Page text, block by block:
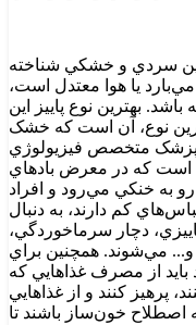
سردي و خشکي شناخته
يا هوا معتدل است،
بهترين نوع پاييز اين
نوع، آن است که خشک
پزشک متخصص فيزيولوژي
است که در معرض بادهاي
رو به خنکي مي‌رود و افراد
کم دارند، به دنبال
دچار سرماخوردگي،
مي‌شوند. همچنين براي
از مصرف غذاهايي که
پرهيز کنند و از غذاهايي
اصطلاح خون‌ساز باشند تا